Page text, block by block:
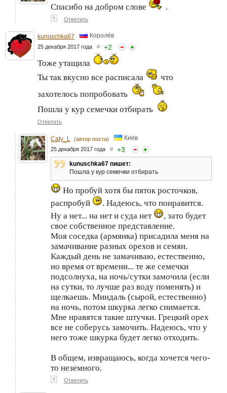
Спасибо на добром слове .
↑ Ответить
kunuschka67 Королёв
25 декабря 2017 года # +2
Тоже утащила
Ты так вкусно все расписала
что
захотелось попробовать
Пошла у кур семечки отбирать
Ответить
Caty_L (автор поста) Киев
25 декабря 2017 года # +3
kunuschka67 пишет:
Пошла у кур семечки отбирать
Но пробуй хотя бы пяток росточков,
распробуй
. Надеюсь, что понравится.
Ну а нет... на нет и суда нет
, зато будет
свое собственное представление.
Моя соседка (армянка) присадила меня на
замачивание разных орехов и семян.
Каждый день не замачиваю, естественно,
но время от времени... те же семечки
подсолнуха, на ночь/сутки замочила (если
на сутки, то лучше раз воду поменять) и
щелкаешь. Миндаль (сырой, естественно)
на ночь, потом шкурка легко снимается.
Мне нравятся такие штучки. Грецкий орех
все не соберусь замочить. Надеюсь, что у
него тоже шкурка будет легко отходить.
В общем, извращаюсь, когда хочется чего-
то неземного.
↑ Ответить